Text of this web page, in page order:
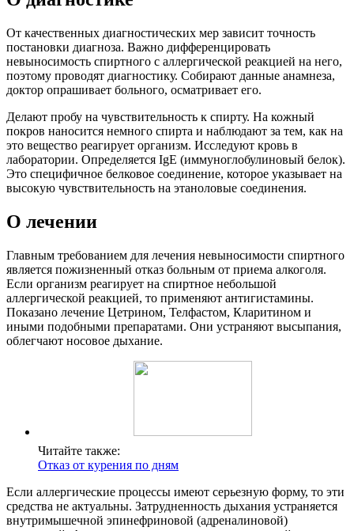
От качественных диагностических мер зависит точность
постановки диагноза. Важно дифференцировать
невыносимость спиртного с аллергической реакцией на него,
поэтому проводят диагностику. Собирают данные анамнеза,
доктор опрашивает больного, осматривает его.
Делают пробу на чувствительность к спирту. На кожный
покров наносится немного спирта и наблюдают за тем, как на
это вещество реагирует организм. Исследуют кровь в
лаборатории. Определяется IgE (иммуноглобулиновый белок).
Это специфичное белковое соединение, которое указывает на
высокую чувствительность на этаноловые соединения.
О лечении
Главным требованием для лечения невыносимости спиртного
является пожизненный отказ больным от приема алкоголя.
Если организм реагирует на спиртное небольшой
аллергической реакцией, то применяют антигистамины.
Показано лечение Цетрином, Телфастом, Кларитином и
иными подобными препаратами. Они устраняют высыпания,
облегчают носовое дыхание.
Читайте также:
Отказ от курения по дням
Если аллергические процессы имеют серьезную форму, то эти
средства не актуальны. Затрудненность дыхания устраняется
внутримышечной эпинефриновой (адреналиновой)